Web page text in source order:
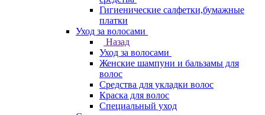
Гигиенические салфетки,бумажные
платки
Уход за волосами
Назад
Уход за волосами
Женские шампуни и бальзамы для
волос
Средства для укладки волос
Краска для волос
Специальный уход